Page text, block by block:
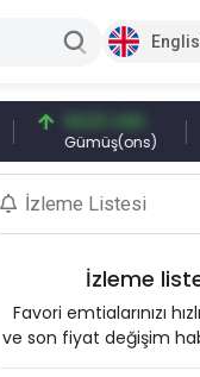
94,51 USD
Gümüş(ons)
İzleme Listesi
İzleme
Favori emtialarınızı
ve son fiyat değişim